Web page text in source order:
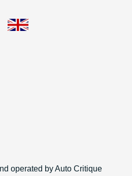
operated by Auto Critique